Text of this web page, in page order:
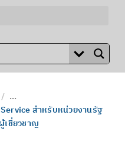
...
สำหรับหน่วยงานรัฐ
เชี่ยวชาญ